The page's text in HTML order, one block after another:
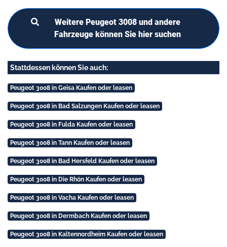
Weitere Peugeot 3008 und andere
Fahrzeuge können Sie hier suchen
Stattdessen können Sie auch:
Peugeot 3008 in Geisa Kaufen oder leasen
Peugeot 3008 in Bad Salzungen Kaufen oder leasen
Peugeot 3008 in Fulda Kaufen oder leasen
Peugeot 3008 in Tann Kaufen oder leasen
Peugeot 3008 in Bad Hersfeld Kaufen oder leasen
Peugeot 3008 in Die Rhön Kaufen oder leasen
Peugeot 3008 in Vacha Kaufen oder leasen
Peugeot 3008 in Dermbach Kaufen oder leasen
Peugeot 3008 in Kaltennordheim Kaufen oder leasen